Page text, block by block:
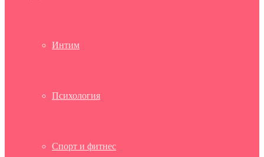
Интим
Психология
Спорт и фитнес